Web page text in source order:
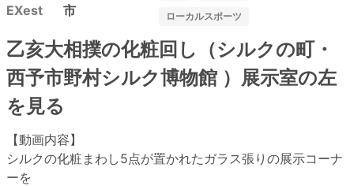
EXest
市
ローカルスポーツ
乙亥大相撲の化粧回し（シルクの町・
西予市野村シルク博物館 ）展示室の左
を見る
【動画内容】
シルクの化粧まわし5点が置かれたガラス張りの展示コーナ
ーを